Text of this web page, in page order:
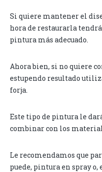
Si quiere mantener el
hora de restaurarla
pintura más adecuado.
Ahora bien, si no quiere
estupendo resultado
forja.
Este tipo de pintura le
combinar con los
Le recomendamos que
puede, pintura en spray o,